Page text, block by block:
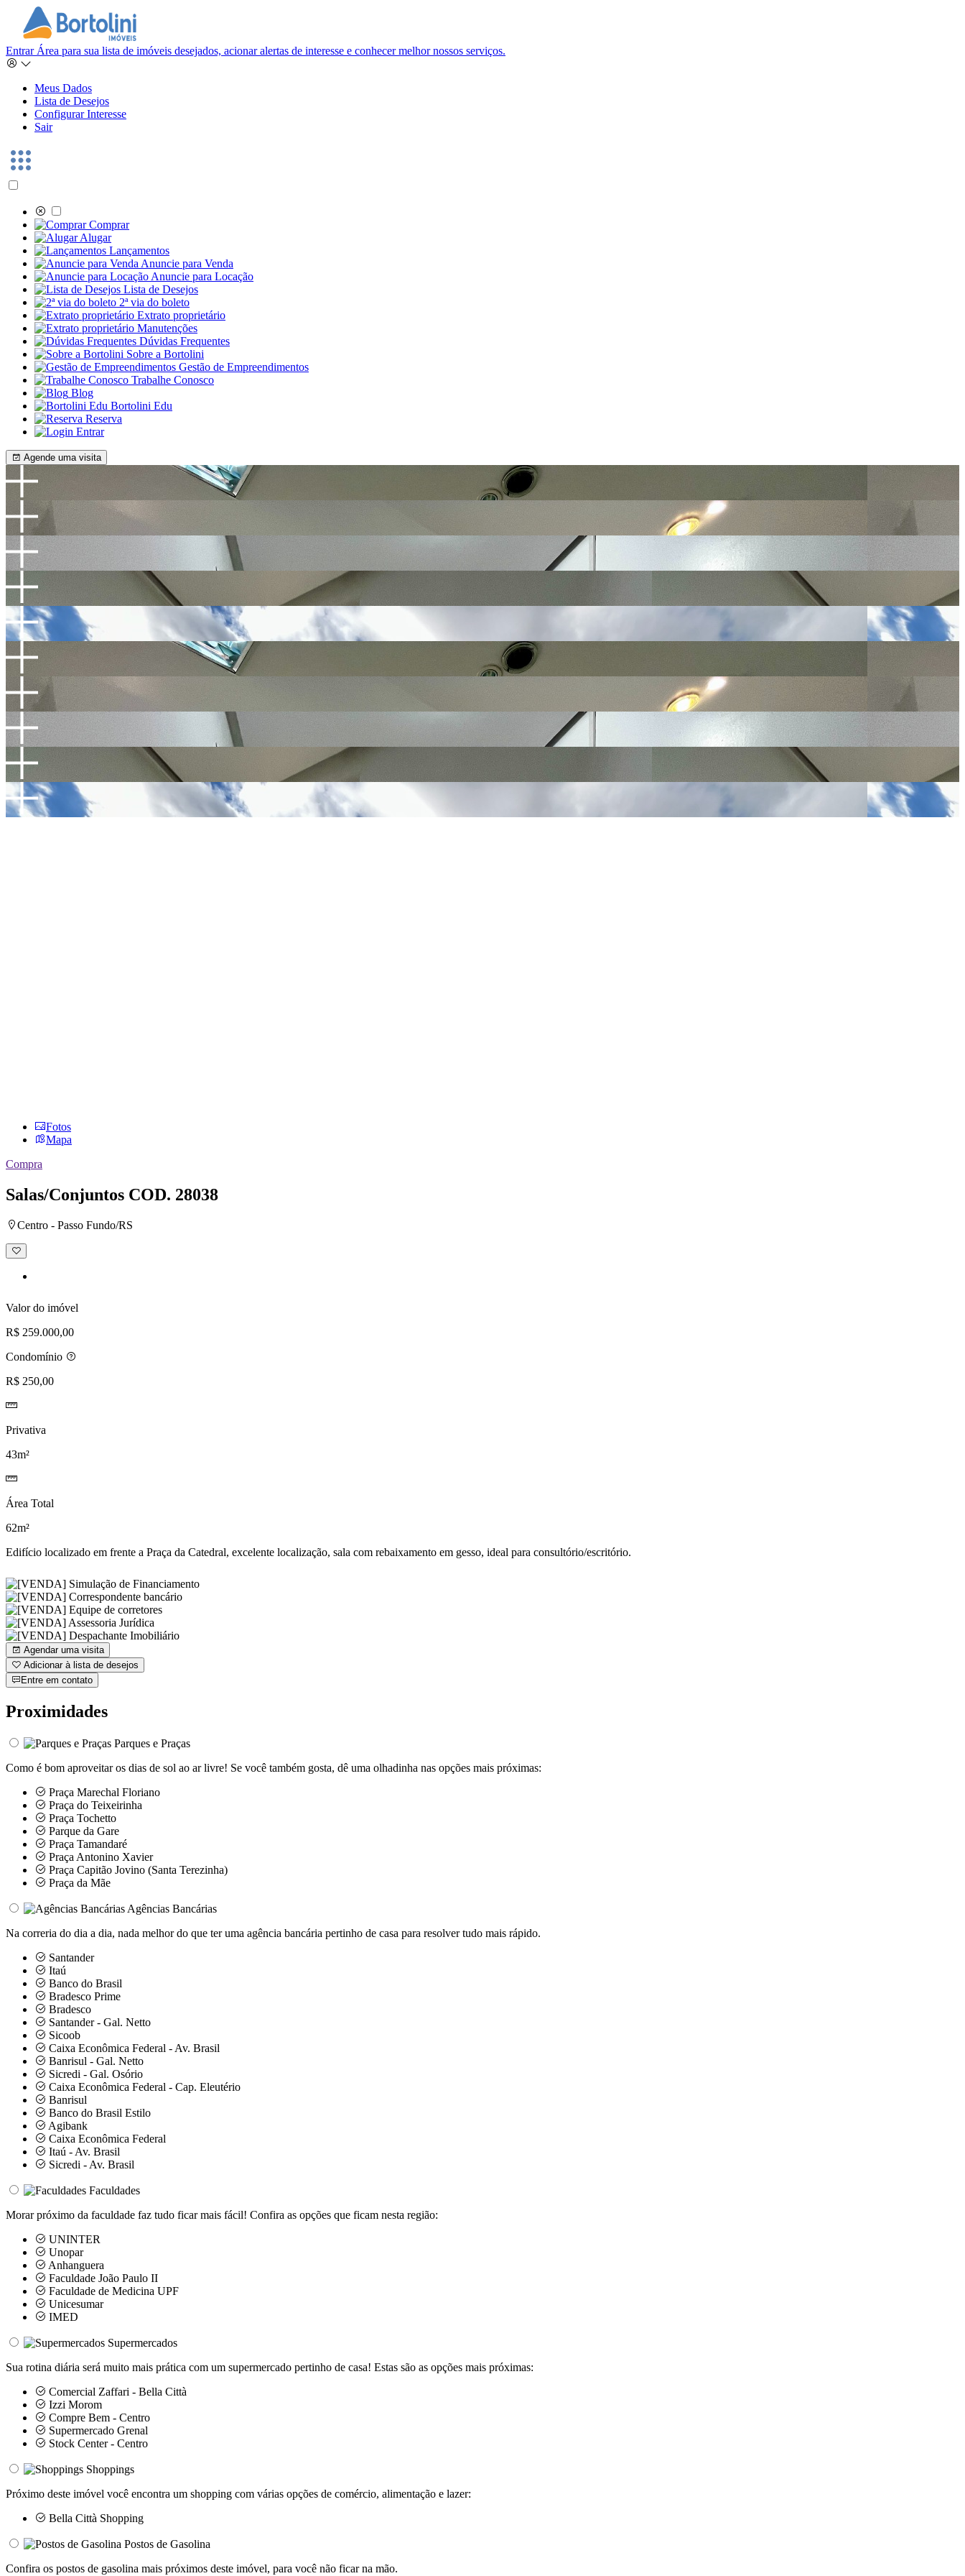
Entrar Área para sua lista de imóveis desejados, acionar alertas de interesse e conhecer melhor nossos serviços.
Meus Dados
Lista de Desejos
Configurar Interesse
Sair
Comprar
Alugar
Lançamentos
Anuncie para Venda
Anuncie para Locação
Lista de Desejos
2ª via do boleto
Extrato proprietário
Manutenções
Dúvidas Frequentes
Sobre a Bortolini
Gestão de Empreendimentos
Trabalhe Conosco
Blog
Bortolini Edu
Reserva
Entrar
Agende uma visita
Fotos
Mapa
Compra
Salas/Conjuntos COD. 28038
Centro - Passo Fundo/RS
Adicionar
à
Valor do imóvel
R$ 259.000,00
Condomínio
R$ 250,00
Privativa
43m²
Área Total
62m²
Edifício localizado em frente a Praça da Catedral, excelente localização, sala com rebaixamento em gesso, ideal para consultório/escritório.
Agendar uma visita
Adicionar à lista de desejos
Entre em contato
Proximidades
Parques e Praças
Como é bom aproveitar os dias de sol ao ar livre! Se você também gosta, dê uma olhadinha nas opções mais próximas:
Praça Marechal Floriano
Praça do Teixeirinha
Praça Tochetto
Parque da Gare
Praça Tamandaré
Praça Antonino Xavier
Praça Capitão Jovino (Santa Terezinha)
Praça da Mãe
Agências Bancárias
Na correria do dia a dia, nada melhor do que ter uma agência bancária pertinho de casa para resolver tudo mais rápido.
Santander
Itaú
Banco do Brasil
Bradesco Prime
Bradesco
Santander - Gal. Netto
Sicoob
Caixa Econômica Federal - Av. Brasil
Banrisul - Gal. Netto
Sicredi - Gal. Osório
Caixa Econômica Federal - Cap. Eleutério
Banrisul
Banco do Brasil Estilo
Agibank
Caixa Econômica Federal
Itaú - Av. Brasil
Sicredi - Av. Brasil
Faculdades
Morar próximo da faculdade faz tudo ficar mais fácil! Confira as opções que ficam nesta região:
UNINTER
Unopar
Anhanguera
Faculdade João Paulo II
Faculdade de Medicina UPF
Unicesumar
IMED
Supermercados
Sua rotina diária será muito mais prática com um supermercado pertinho de casa! Estas são as opções mais próximas:
Comercial Zaffari - Bella Città
Izzi Morom
Compre Bem - Centro
Supermercado Grenal
Stock Center - Centro
Shoppings
Próximo deste imóvel você encontra um shopping com várias opções de comércio, alimentação e lazer:
Bella Città Shopping
Postos de Gasolina
Confira os postos de gasolina mais próximos deste imóvel, para você não ficar na mão.